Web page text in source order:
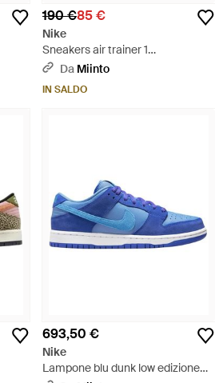
190 €85 €
Nike
Sneakers air trainer 1
bianche/nere-bianche - Bianco
Da Miinto
IN SALDO
693,50 €
Nike
Lampone blu dunk low edizione